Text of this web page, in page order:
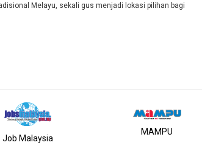
Melayu, sekali gus menjadi lokasi pilihan bagi
Job Malaysia
MAMPU